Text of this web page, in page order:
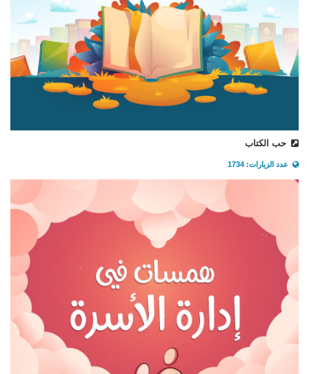
حب الكتاب
عدد الزيارات: 1734